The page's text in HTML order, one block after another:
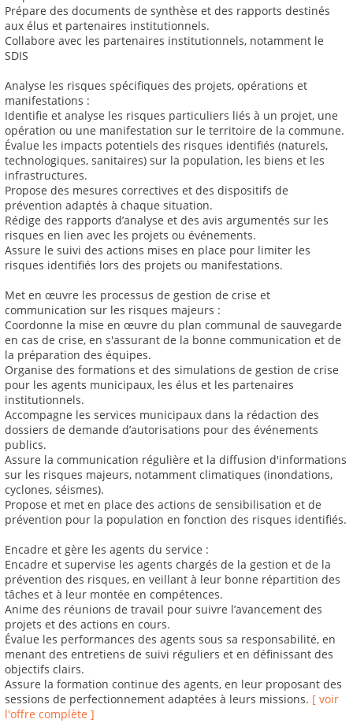
Prépare des documents de synthèse et des rapports destinés
aux élus et partenaires institutionnels.
Collabore avec les partenaires institutionnels, notamment le
SDIS
Analyse les risques spécifiques des projets, opérations et
manifestations :
Identifie et analyse les risques particuliers liés à un projet, une
opération ou une manifestation sur le territoire de la commune.
Évalue les impacts potentiels des risques identifiés (naturels,
technologiques, sanitaires) sur la population, les biens et les
infrastructures.
Propose des mesures correctives et des dispositifs de
prévention adaptés à chaque situation.
Rédige des rapports d’analyse et des avis argumentés sur les
risques en lien avec les projets ou événements.
Assure le suivi des actions mises en place pour limiter les
risques identifiés lors des projets ou manifestations.
Met en œuvre les processus de gestion de crise et
communication sur les risques majeurs :
Coordonne la mise en œuvre du plan communal de sauvegarde
en cas de crise, en s'assurant de la bonne communication et de
la préparation des équipes.
Organise des formations et des simulations de gestion de crise
pour les agents municipaux, les élus et les partenaires
institutionnels.
Accompagne les services municipaux dans la rédaction des
dossiers de demande d’autorisations pour des événements
publics.
Assure la communication régulière et la diffusion d'informations
sur les risques majeurs, notamment climatiques (inondations,
cyclones, séismes).
Propose et met en place des actions de sensibilisation et de
prévention pour la population en fonction des risques identifiés.
Encadre et gère les agents du service :
Encadre et supervise les agents chargés de la gestion et de la
prévention des risques, en veillant à leur bonne répartition des
tâches et à leur montée en compétences.
Anime des réunions de travail pour suivre l’avancement des
projets et des actions en cours.
Évalue les performances des agents sous sa responsabilité, en
menant des entretiens de suivi réguliers et en définissant des
objectifs clairs.
Assure la formation continue des agents, en leur proposant des
sessions de perfectionnement adaptées à leurs missions. [ voir
l'offre complète ]